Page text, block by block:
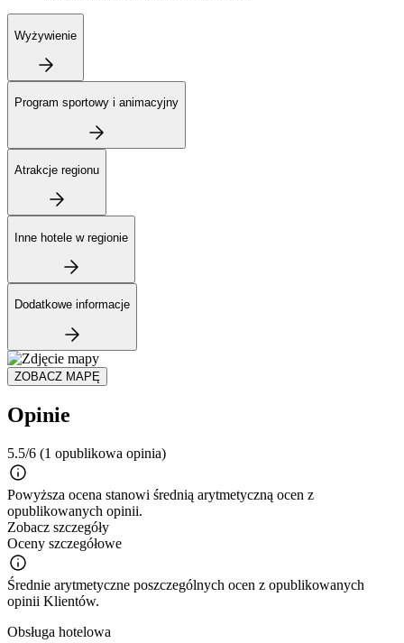
Wyżywienie
Program sportowy i animacyjny
Atrakcje regionu
Inne hotele w regionie
Dodatkowe informacje
ZOBACZ MAPĘ
Opinie
5.5/6 (1 opublikowa opinia)
Powyższa ocena stanowi średnią arytmetyczną ocen z
opublikowanych opinii.
Zobacz szczegóły
Oceny szczegółowe
Średnie arytmetyczne poszczególnych ocen z opublikowanych
opinii Klientów.
Obsługa hotelowa